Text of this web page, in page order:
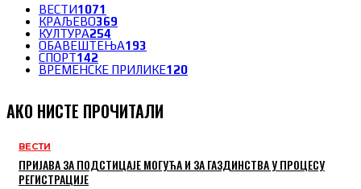
ВЕСТИ1071
КРАЉЕВО369
КУЛТУРА254
ОБАВЕШТЕЊА193
СПОРТ142
ВРЕМЕНСКЕ ПРИЛИКЕ120
АКО НИСТЕ ПРОЧИТАЛИ
ВЕСТИ
ПРИЈАВА ЗА ПОДСТИЦАЈЕ МОГУЋА И ЗА ГАЗДИНСТВА У ПРОЦЕСУ
РЕГИСТРАЦИЈЕ